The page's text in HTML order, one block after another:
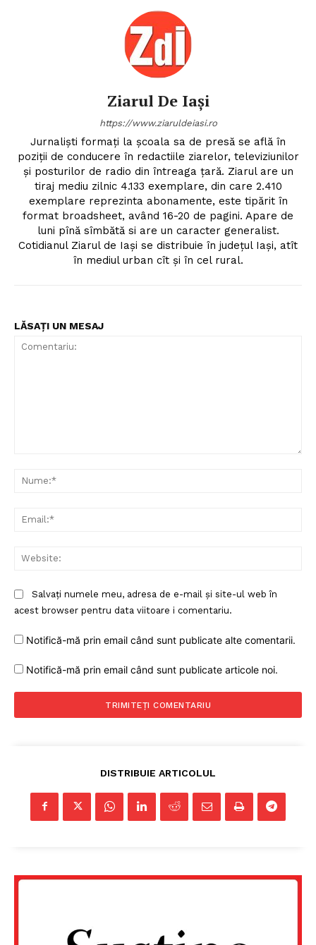
Ziarul De Iași
https://www.ziaruldeiasi.ro
Jurnalişti formaţi la şcoala sa de presă se află în
poziţii de conducere în redactiile ziarelor, televiziunilor
şi posturilor de radio din întreaga ţară. Ziarul are un
tiraj mediu zilnic 4.133 exemplare, din care 2.410
exemplare reprezinta abonamente, este tipărit în
format broadsheet, având 16-20 de pagini. Apare de
luni pînă sîmbătă si are un caracter generalist.
Cotidianul Ziarul de Iaşi se distribuie în judeţul Iaşi, atît
în mediul urban cît şi în cel rural.
LĂSAȚI UN MESAJ
Salvați numele meu, adresa de e-mail și site-ul web în
acest browser pentru data viitoare i comentariu.
Notifică-mă prin email când sunt publicate alte comentarii.
Notifică-mă prin email când sunt publicate articole noi.
DISTRIBUIE ARTICOLUL